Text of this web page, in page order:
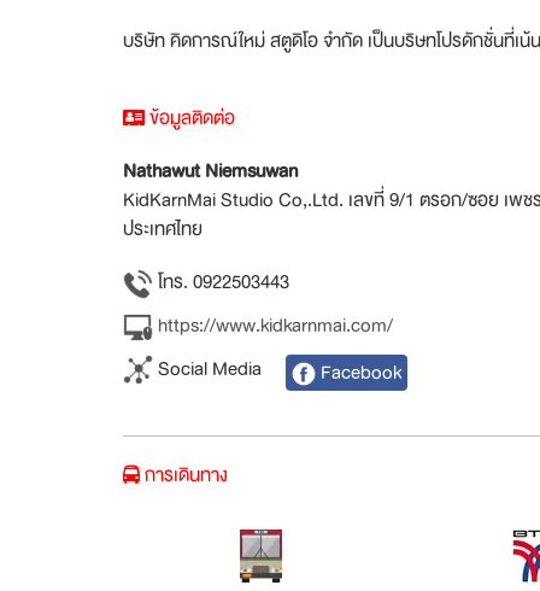
บริษัท คิดการณ์ใหม่ สตูดิโอ จำกัด เป็นบริษทโปรดักชั่นที่เ
ข้อมูลติดต่อ
Nathawut Niemsuwan
KidKarnMai Studio Co,.Ltd. เลขที่ 9/1 ตรอก/ซอย เพ
ประเทศไทย
โทร. 0922503443
https://www.kidkarnmai.com/
Social Media
Facebook
การเดินทาง